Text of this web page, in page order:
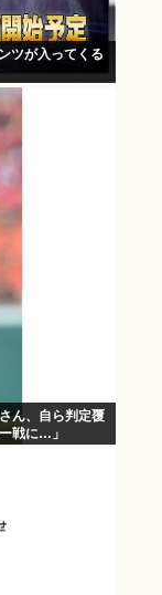
ツが入ってくる
ん、自ら判定覆
戦に…」